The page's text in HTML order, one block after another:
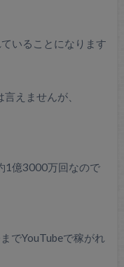
いることになります
えませんが、
1億3000万回なので
でYouTubeで稼がれ